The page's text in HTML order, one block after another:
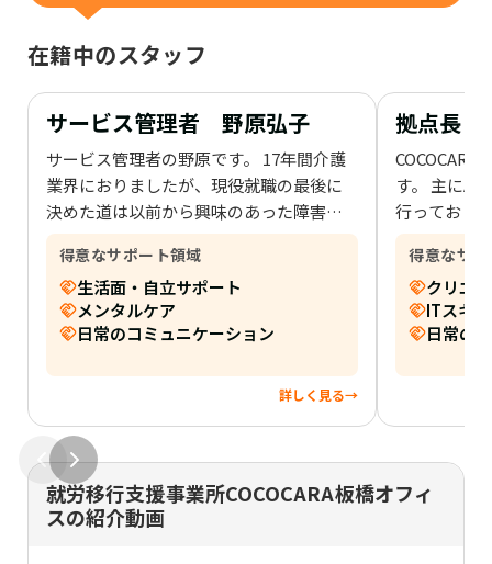
在籍中のスタッフ
サービス管理者 野原弘子
サービス管理者の野原です。 17年間介護
業界におりましたが、現役就職の最後に
決めた道は以前から興味のあった障害福
祉サービスでした。学生時代からのアル
バイト歴も含めると証券会社、飲食関
係、塾講師など様々な仕事を経験してき
ました。 趣味はスキー、旅行、K-POP、
韓国、ドラマ鑑賞です。
得意なサポート領域
生活面・自立サポート
メンタルケア
日常のコミュニケーション
詳しく見る→
拠点長
す。 主に
行っており
影と、写真
数々の実務
経験も活か
サポートを
得意なサ
クリエ
ITスキル
日常の
就労移行支援事業所COCOCARA板橋オフィ
スの紹介動画